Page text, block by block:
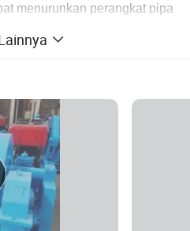
menurunkan perangkat pipa
dari selang, dengan
karena selang menarik
di lingkungan keras, dan
karena perangkat pipa
selang.